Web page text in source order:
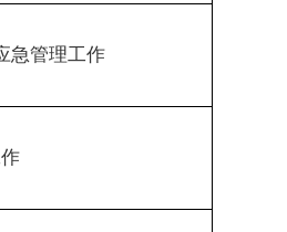
急管理工作